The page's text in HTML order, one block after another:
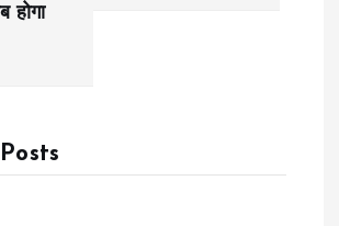
होगा